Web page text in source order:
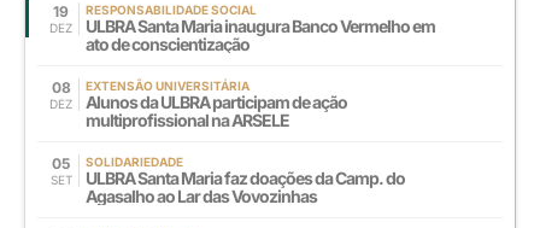
19
DEZ
RESPONSABILIDADE SOCIAL
ULBRA Santa Maria inaugura Banco Vermelho em
ato de conscientização
08
DEZ
EXTENSÃO UNIVERSITÁRIA
Alunos da ULBRA participam de ação
multiprofissional na ARSELE
05
SET
SOLIDARIEDADE
ULBRA Santa Maria faz doações da Camp. do
Agasalho ao Lar das Vovozinhas